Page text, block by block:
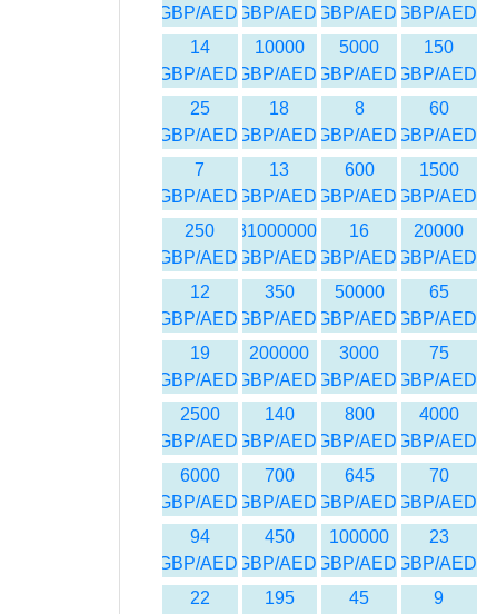
GBP/AED
GBP/AED
GBP/AED
GBP/AED
150
GBP/AED
5000
GBP/AED
10000
GBP/AED
14
GBP/AED
60
GBP/AED
8
GBP/AED
18
GBP/AED
25
GBP/AED
1500
GBP/AED
600
GBP/AED
13
GBP/AED
7
GBP/AED
20000
GBP/AED
16
GBP/AED
31000000
GBP/AED
250
GBP/AED
65
GBP/AED
50000
GBP/AED
350
GBP/AED
12
GBP/AED
75
GBP/AED
3000
GBP/AED
200000
GBP/AED
19
GBP/AED
4000
GBP/AED
800
GBP/AED
140
GBP/AED
2500
GBP/AED
70
GBP/AED
645
GBP/AED
700
GBP/AED
6000
GBP/AED
23
GBP/AED
100000
GBP/AED
450
GBP/AED
94
GBP/AED
9
45
195
22